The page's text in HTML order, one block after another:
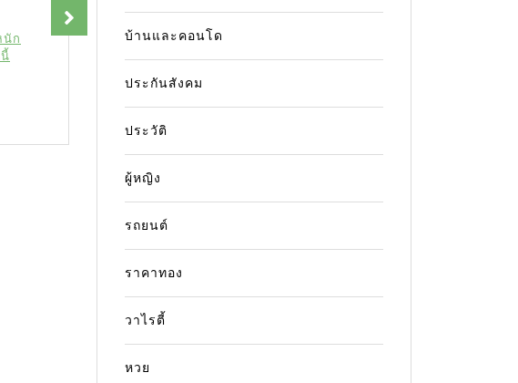
นัก
ตรวจสอบว่าเงินจะเข้าบัญชีวันไหน โดย
เงินช่วยเหลือกลุ่มเปราะบาง เป็นสวัสดิการ
ตามเกณฑ์ เพื่อช่วยลดภาระค่าใช้จ่ายในการ
เปราะบาง เดือนมิถุนายน 2569 เงินเข้าวัน
ไหน? โดยปกติการโอนเงินสวัสดิการกลุ่ม
เปราะบางจะดำเนินการตามรอบการจ่ายของ
แต่ละโครงการ...
บ้านและคอนโด
ประกันสังคม
ประวัติ
ผู้หญิง
รถยนต์
ราคาทอง
วาไรตี้
หวย